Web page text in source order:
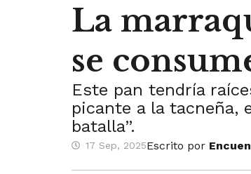
La
se
Este pan tendría
picante a la tacneña,
batalla”.
17 Sep, 2025Escrito por